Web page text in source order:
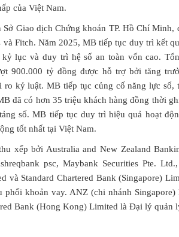
của Việt Nam.
Giao dịch Chứng khoán TP. Hồ Chí Minh,
và Fitch. Năm 2025, MB tiếp tục duy trì kết
lục và duy trì hệ số an toàn vốn cao.
900.000 tỷ đồng được hỗ trợ bởi tăng
ro kỷ luật. MB tiếp tục củng cố năng lực số,
đã có hơn 35 triệu khách hàng đồng thời
số. MB tiếp tục duy trì hiệu quả hoạt
tốt nhất tại Việt Nam.
xếp bởi Australia and New Zealand
psc, Maybank Securities Pte. Ltd.,
và Standard Chartered Bank (Singapore)
phối khoản vay. ANZ (chi nhánh
Bank (Hong Kong) Limited là Đại lý quản